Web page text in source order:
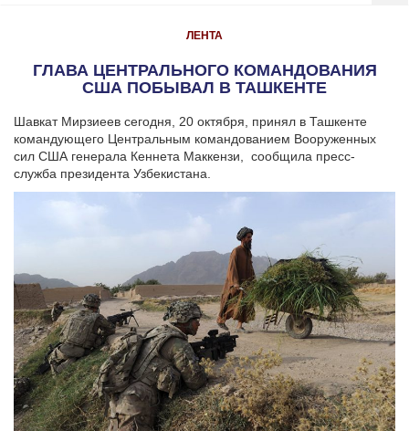
ЛЕНТА
ГЛАВА ЦЕНТРАЛЬНОГО КОМАНДОВАНИЯ
США ПОБЫВАЛ В ТАШКЕНТЕ
Шавкат Мирзиеев сегодня, 20 октября, принял в Ташкенте
командующего Центральным командованием Вооруженных
сил США генерала Кеннета Маккензи, сообщила пресс-
служба президента Узбекистана.